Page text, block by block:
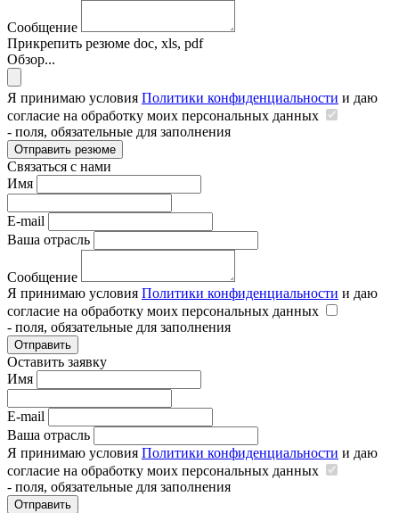
Сообщение
Прикрепить резюме doc, xls, pdf
Обзор...
Я принимаю условия Политики конфиденциальности и даю
согласие на обработку моих персональных данных
- поля, обязательные для заполнения
Отправить резюме
Связаться с нами
Имя
E-mail
Ваша отрасль
Сообщение
Я принимаю условия Политики конфиденциальности и даю
согласие на обработку моих персональных данных
- поля, обязательные для заполнения
Отправить
Оставить заявку
Имя
E-mail
Ваша отрасль
Я принимаю условия Политики конфиденциальности и даю
согласие на обработку моих персональных данных
- поля, обязательные для заполнения
Отправить